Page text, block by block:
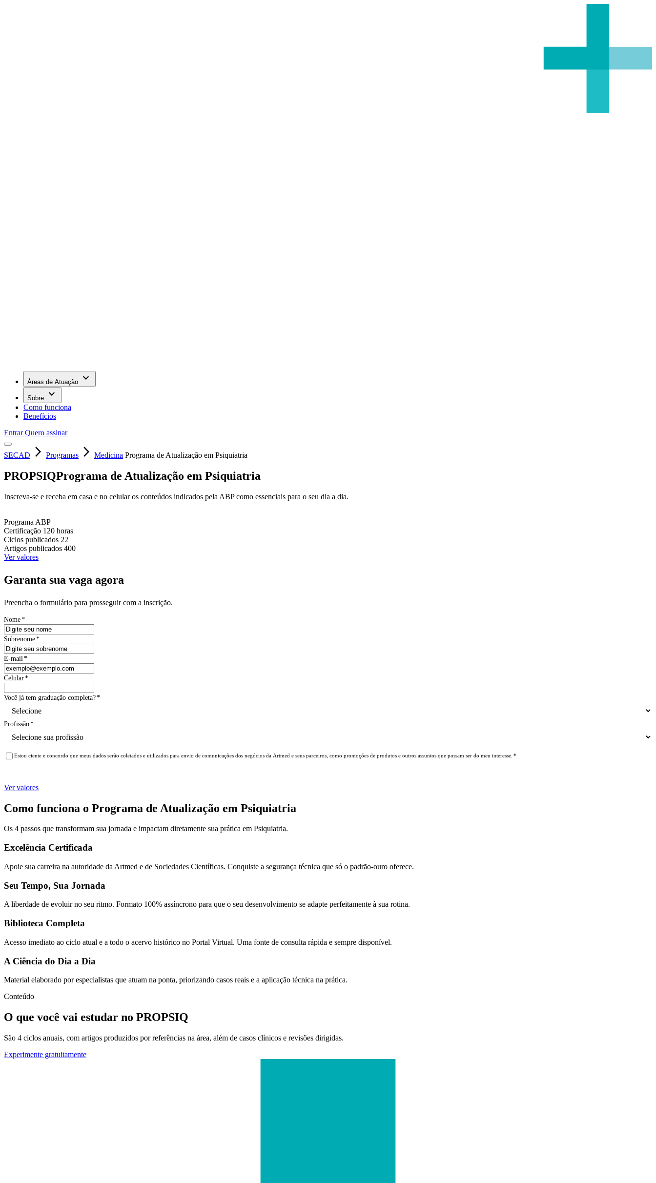
Áreas de Atuação keyboard_arrow_down
Sobre keyboard_arrow_down
Como funciona
Benefícios
EntrarQuero assinar
SECAD arrow_forward_ios Programas arrow_forward_ios Medicina Programa de Atualização em Psiquiatria
PROPSIQPrograma de Atualização em Psiquiatria
Inscreva-se e receba em casa e no celular os conteúdos indicados pela ABP como essenciais para o seu dia a dia.
Programa ABP
Certificação 120 horas
Ciclos publicados 22
Artigos publicados 400
Ver valores
Garanta sua vaga agora
Preencha o formulário para prosseguir com a inscrição.
Nome*
Sobrenome*
E-mail *
Celular*
Você já tem graduação completa?*
Profissão*
Estou ciente e concordo que meus dados serão coletados e utilizados para envio de comunicações dos negócios da Artmed e seus parceiros, como promoções de produtos e outros assuntos que possam ser do meu interesse. *
Ver valores
Como funciona o Programa de Atualização em Psiquiatria
Os 4 passos que transformam sua jornada e impactam diretamente sua prática em Psiquiatria.
Excelência Certificada
Apoie sua carreira na autoridade da Artmed e de Sociedades Científicas. Conquiste a segurança técnica que só o padrão-ouro oferece.
Seu Tempo, Sua Jornada
A liberdade de evoluir no seu ritmo. Formato 100% assíncrono para que o seu desenvolvimento se adapte perfeitamente à sua rotina.
Biblioteca Completa
Acesso imediato ao ciclo atual e a todo o acervo histórico no Portal Virtual. Uma fonte de consulta rápida e sempre disponível.
A Ciência do Dia a Dia
Material elaborado por especialistas que atuam na ponta, priorizando casos reais e a aplicação técnica na prática.
Conteúdo
O que você vai estudar no PROPSIQ
São 4 ciclos anuais, com artigos produzidos por referências na área, além de casos clínicos e revisões dirigidas.
Experimente gratuitamente